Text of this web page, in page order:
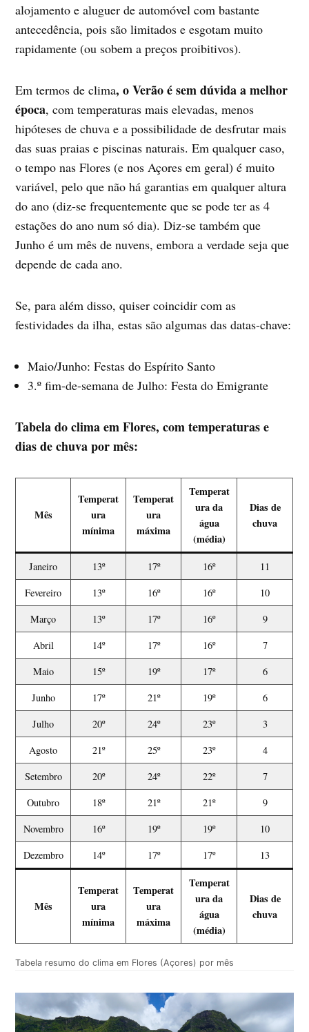
alojamento e aluguer de automóvel com bastante
antecedência, pois são limitados e esgotam muito
rapidamente (ou sobem a preços proibitivos).
Em termos de clima, o Verão é sem dúvida a melhor
época, com temperaturas mais elevadas, menos
hipóteses de chuva e a possibilidade de desfrutar mais
das suas praias e piscinas naturais. Em qualquer caso,
o tempo nas Flores (e nos Açores em geral) é muito
variável, pelo que não há garantias em qualquer altura
do ano (diz-se frequentemente que se pode ter as 4
estações do ano num só dia). Diz-se também que
Junho é um mês de nuvens, embora a verdade seja que
depende de cada ano.
Se, para além disso, quiser coincidir com as
festividades da ilha, estas são algumas das datas-chave:
Maio/Junho: Festas do Espírito Santo
3.º fim-de-semana de Julho: Festa do Emigrante
Tabela do clima em Flores, com temperaturas e
dias de chuva por mês:
Mês
Temperat
ura
mínima
Temperat
ura
máxima
Temperat
ura da
água
(média)
Dias de
chuva
Janeiro 13º 17º 16º
11
Fevereiro
13º 16º 16º
10
Março
13º 17º 16º
9
Abril
14º 17º 16º
7
Maio
15º 19º 17º
6
Junho
17º 21º 19º
6
Julho
20º 24º 23º
3
Agosto
21º 25º 23º
4
Setembro
20º 24º 22º
7
Outubro
18º 21º 21º
9
Novembro
16º 19º 19º
10
Dezembro
14º 17º 17º 13
Mês
Temperat
ura
mínima
Temperat
ura
máxima
Temperat
ura da
água
(média)
Dias de
chuva
Tabela resumo do clima em Flores (Açores) por mês